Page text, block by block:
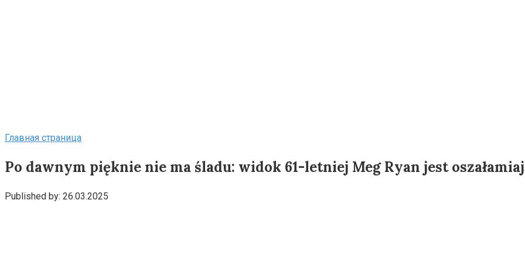
Главная страница
Po dawnym pięknie nie ma śladu: widok 61-letniej Meg Ryan jest
Published by: 26.03.2025